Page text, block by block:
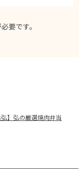
要です。
】弘の厳選焼肉弁当